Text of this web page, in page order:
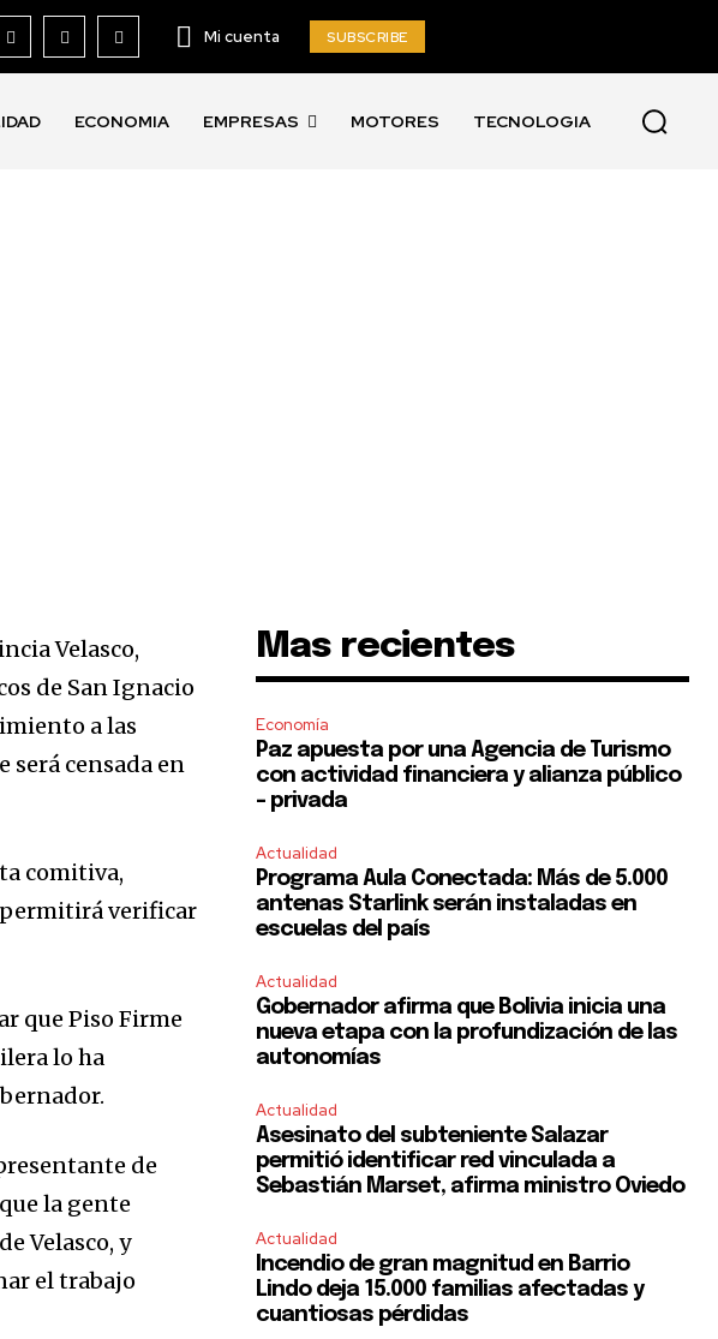
Mi cuenta SUBSCRIBE
ECONOMIA EMPRESAS MOTORES TECNOLOGIA
Velasco,
de San Ignacio
a las
será censada en
comitiva,
permitirá verificar
que Piso Firme
lo ha
de
la gente
Velasco, y
el trabajo
Mas recientes
Economía
Paz apuesta por una Agencia de Turismo
con actividad financiera y alianza público
– privada
Actualidad
Programa Aula Conectada: Más de 5.000
antenas Starlink serán instaladas en
escuelas del país
Actualidad
Gobernador afirma que Bolivia inicia una
nueva etapa con la profundización de las
autonomías
Actualidad
Asesinato del subteniente Salazar
permitió identificar red vinculada a
Sebastián Marset, afirma ministro Oviedo
Actualidad
Incendio de gran magnitud en Barrio
Lindo deja 15.000 familias afectadas y
cuantiosas pérdidas